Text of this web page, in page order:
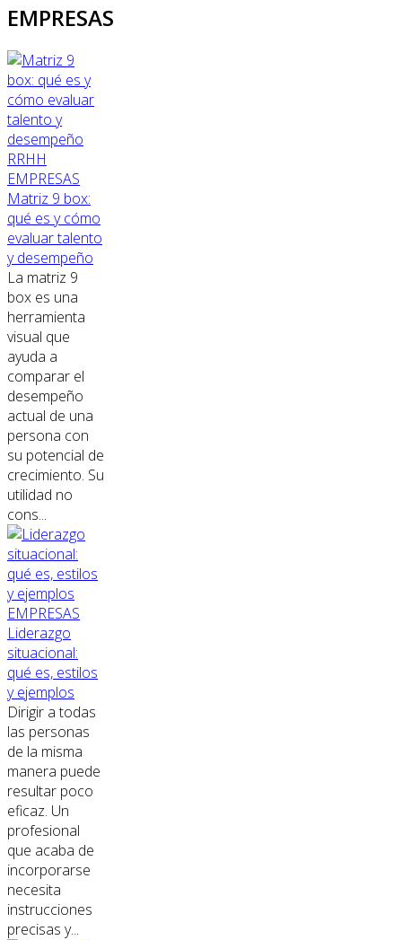
EMPRESAS
RRHH
EMPRESAS
Matriz 9 box:
qué es y cómo
evaluar talento
y desempeño
La matriz 9
box es una
herramienta
visual que
ayuda a
comparar el
desempeño
actual de una
persona con
su potencial de
crecimiento. Su
utilidad no
cons...
EMPRESAS
Liderazgo
situacional:
qué es, estilos
y ejemplos
Dirigir a todas
las personas
de la misma
manera puede
resultar poco
eficaz. Un
profesional
que acaba de
incorporarse
necesita
instrucciones
precisas y...